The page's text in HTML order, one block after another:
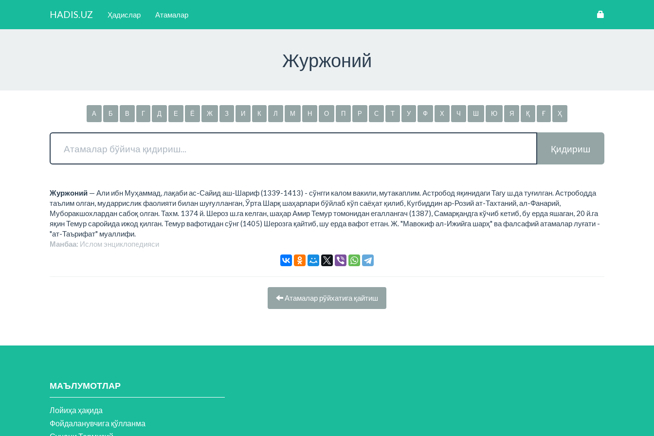
HADIS.UZ Ҳадислар Атамалар
Журжоний
А Б В Г Д Е Ё Ж З И К Л М Н О П Р С Т У Ф Х Ч Ш Ю Я Қ Ғ Ҳ
Қидириш
Журжоний — Али ибн Муҳаммад, лақаби ас-Сайид аш-Шариф (1339-1413) - сўнгги калом вакили, мутакаплим. Астробод яқинидаги Тагу ш.да туғилган. Астрободда
таълим олган, мударрислик фаолияти билан шуғулланган, Ўрта Шарқ шаҳарлари бўйлаб кўп саёҳат қилиб, Кугбиддин ар-Розий ат-Тахтаний, ал-Фанарий,
Муборакшохлардан сабоқ олган. Тахм. 1374 й. Шероз ш.га келган, шаҳар Амир Темур томонидан егаллангач (1387), Самарқандга кўчиб кетиб, бу ерда яшаган, 20 й.га
яқин Темур саройида ижод қилган. Темур вафотидан сўнг (1405) Шерозга қайтиб, шу ерда вафот етган. Ж. "Мавокиф ал-Ижийга шарҳ" ва фалсафий атамалар луғати -
"ат-Таърифат" муаллифи.
Манбаа: Ислом энциклопeдияси
Атамалар рўйхатига қайтиш
МАЪЛУМОТЛАР
Лойиҳа ҳақида
Фойдаланувчига қўлланма